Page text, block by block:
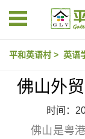
平和英语村 > 英语
佛山外
时间：
佛山是粤港